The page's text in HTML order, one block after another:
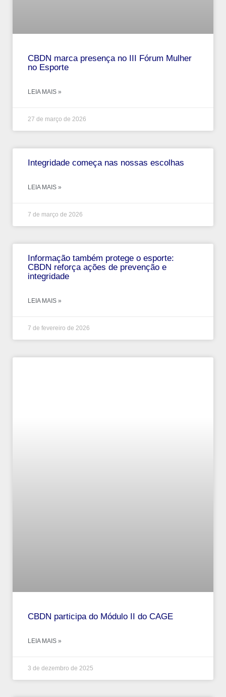
CBDN marca presença no III Fórum Mulher
no Esporte
LEIA MAIS »
27 de março de 2026
Integridade começa nas nossas escolhas
LEIA MAIS »
7 de março de 2026
Informação também protege o esporte:
CBDN reforça ações de prevenção e
integridade
LEIA MAIS »
7 de fevereiro de 2026
CBDN participa do Módulo II do CAGE
LEIA MAIS »
3 de dezembro de 2025